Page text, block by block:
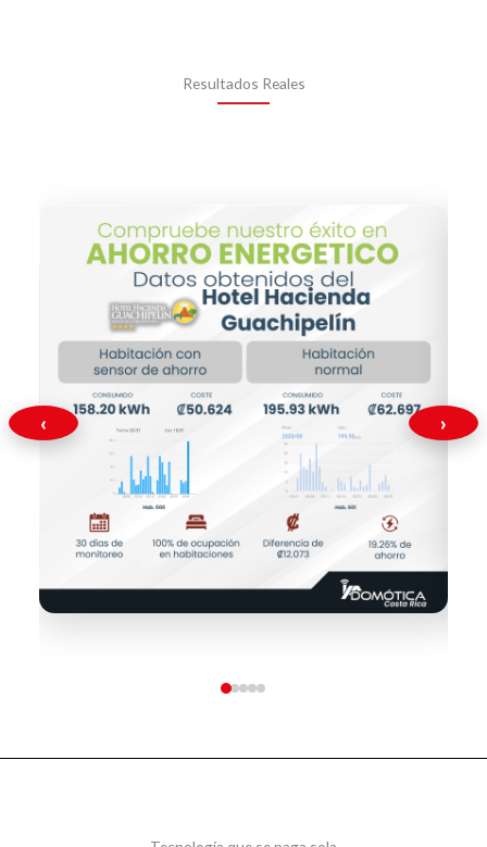
Resultados Reales
‹ ›